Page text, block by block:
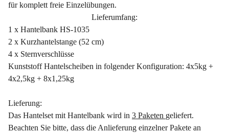
für komplett freie Einzelübungen.
Lieferumfang:
1 x Hantelbank HS-1035
2 x Kurzhantelstange (52 cm)
4 x Sternverschlüsse
Kunststoff Hantelscheiben in folgender Konfiguration: 4x5kg +
4x2,5kg + 8x1,25kg
Lieferung:
Das Hantelset mit Hantelbank wird in 3 Paketen geliefert.
Beachten Sie bitte, dass die Anlieferung einzelner Pakete an